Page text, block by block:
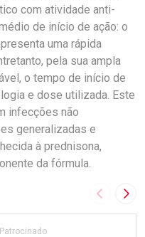
com atividade anti-
de início de ação: o
uma rápida
pela sua ampla
o tempo de início de
e dose utilizada. Este
infecções não
generalizadas e
à prednisona,
da fórmula.
Imagem
Patrocinado